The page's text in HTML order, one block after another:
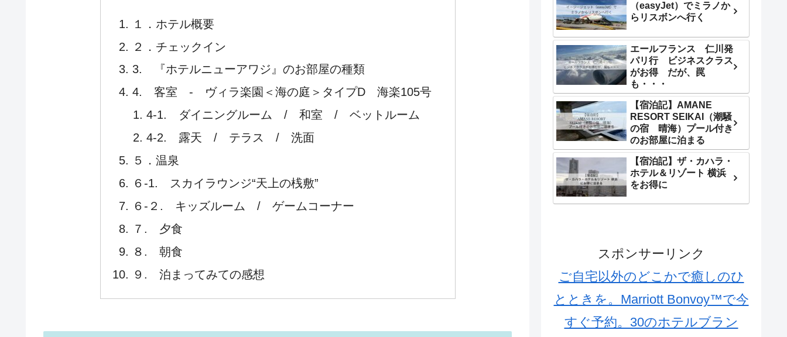
１．ホテル概要
２．チェックイン
3. 『ホテルニューアワジ』のお部屋の種類
4. 客室 - ヴィラ楽園＜海の庭＞タイプD 海楽105号
4-1. ダイニングルーム / 和室 / ベットルーム
4-2. 露天 / テラス / 洗面
５．温泉
６‐1. スカイラウンジ“天上の桟敷”
６‐２. キッズルーム / ゲームコーナー
７. 夕食
８. 朝食
９. 泊まってみての感想
（easyJet）でミラノか
らリスボンへ行く
エールフランス 仁川発
パリ行 ビジネスクラス
がお得 だが、罠
も・・・
【宿泊記】AMANE
RESORT SEIKAI（潮騒
の宿 晴海）プール付き
のお部屋に泊まる
【宿泊記】ザ・カハラ・
ホテル＆リゾート 横浜
をお得に
スポンサーリンク
ご自宅以外のどこかで癒しのひ
とときを。Marriott Bonvoy™で今
すぐ予約。30のホテルブラン